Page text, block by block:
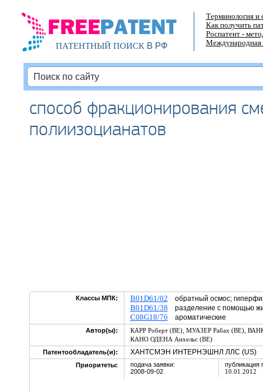
ПАТЕНТНЫЙ ПОИСКВ РФ
Терминология и
Как получить
Роспатент -
Международная
способ фракционирования
полиизоцианатов
Классы МПК: B01D61/02 обратный осмос;
B01D61/38 разделение с помощью
C08G18/76 ароматические
Автор(ы): КАРР Роберт (BE), МУАЗЕР Рабах (BE),
КАНО ОДЕНА Анхельс (BE)
Патентообладатель(и):
ХАНТСМЭН ИНТЕРНЭШНЛ ЛЛС (US)
Приоритеты:
подача заявки:
2008-09-02
публикация
10.01.2012